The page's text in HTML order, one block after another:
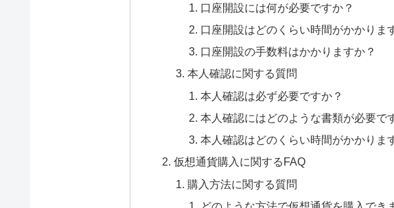
口座開設には何が必要ですか？
口座開設はどのくらい時間がかかりま
口座開設の手数料はかかりますか？
本人確認に関する質問
本人確認は必ず必要ですか？
本人確認にはどのような書類が必要で
本人確認はどのくらい時間がかかりま
仮想通貨購入に関するFAQ
購入方法に関する質問